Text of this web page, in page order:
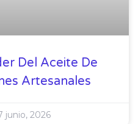
Del Aceite De
Artesanales
junio, 2026